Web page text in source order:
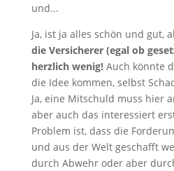
und...
Ja, ist ja alles schön und gut,
die Versicherer (egal ob
herzlich wenig!Auch könnte
die Idee kommen, selbst
Ja, eine Mitschuld muss hier
aber auch das interessiert
Problem ist, dass die
und aus der Welt geschafft
durch Abwehr oder aber